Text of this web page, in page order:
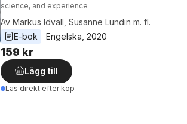
science, and experience
Av Markus Idvall Susanne Lundin m. fl.
E-bok
Engelska 2020
159 kr
Lägg till
Läs direkt efter köp